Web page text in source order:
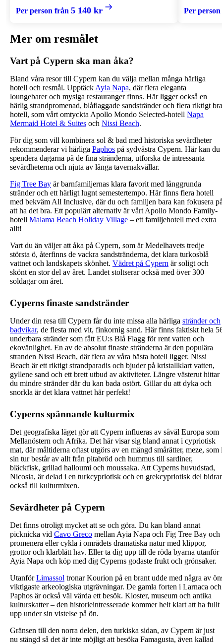
Per person från 5 140 kr Per
Mer om resmålet
Vart på Cypern ska man åka?
Bland våra resor till Cypern kan du välja mellan många härliga
hotell och resmål. Upptäck Ayia Napa, där flera eleganta
loungebarer och mysiga restauranger finns. Här ligger också en
härlig strandpromenad, blåflaggade sandstränder och flera riktigt bra
hotell, som vårt omtyckta Apollo Mondo Selected-hotell Napa
Mermaid Hotel & Suites och Nissi Beach.
För dig som vill kombinera sol & bad med historiska sevärdheter
rekommenderar vi härliga Paphos på sydvästra Cypern. Här kan du
spendera dagarna på de fina stränderna, utforska de intressanta
sevärdheterna och njuta av långa tavernakvällar.
Fig Tree Bay är barnfamiljernas klara favorit med långgrunda
stränder och ett härligt lugnt semestertempo. Här finns flera hotell
med bekväm All Inclusive, där du och familjen bara kan fokusera
att ha det bra. Ett populärt alternativ är vårt Apollo Mondo Family-
hotell Malama Beach Holiday Village – ett familjehotell med extra
allt!
Vart du än väljer att åka på Cypern, som är Medelhavets tredje
största ö, återfinns de vackra sandstränderna, det klara turkosblå
vattnet och landskapets skönhet. Vädret på Cypern är soligt och
skönt en stor del av året. Landet stoltserar också med över 300
soldagar om året.
Cyperns finaste sandstränder
Under din resa till Cypern får du inte missa alla härliga stränder och
badvikar, de flesta med vit, finkornig sand. Här finns faktiskt hela
underbara stränder som fått EU:s Blå Flagg för rent vatten och
ekovänlighet. En av de absolut finaste stränderna är den populära
stranden Nissi Beach, där flera av våra bästa hotell ligger. Nissi
Beach är ett riktigt strandparadis och bjuder på kristallklart vatten,
gyllene sand och ett brett utbud av aktiviteter. Längre västerut hittar
du mindre stränder där du kan bada ostört. Gillar du att dyka och
snorkla är det klara vattnet här perfekt!
Cyperns spännande kulturmix
Det geografiska läget gör att Cypern influeras av såväl Europa som
Mellanöstern och Afrika. Det här visar sig bland annat i cypriotisk
mat, där måltiderna oftast utgörs av en mängd smårätter, meze, som
sin tur består av allt från pitabröd och hummus till sardiner,
bläckfisk, grillad halloumi och moussaka. Att Cyperns huvudstad,
Nicosia, är delad i en turkcypriotisk och en grekcypriotisk del bidrar
också till kulturmixen.
Sevärdheter på Cypern
Det finns otroligt mycket att se och göra. Du kan bland annat
picknicka vid Cavo Greco mellan Ayia Napa och Fig Tree Bay och
promenera eller cykla i områdets dramatiska natur med klippor,
grottor och klarblått hav. Eller ta dig upp till de röda byarna utanför
Ayia Napa och köp med dig Cyperns godaste frukt och grönsaker.
UtanförLimassol tronar Kourion på en brant udde med några av
viktigaste arkeologiska utgrävningar. De gamla forten i Larnaca och
Paphos är också väl värda ett besök. Kloster, museum och antika
kulturskatter – den historieintresserade kommer helt klart att ha fullt
upp under sin vistelse på ön.
Gränsen till den norra delen, den turkiska sidan, av Cypern är just
nu stängd så det är inte möjligt att besöka Famagusta, även kallad